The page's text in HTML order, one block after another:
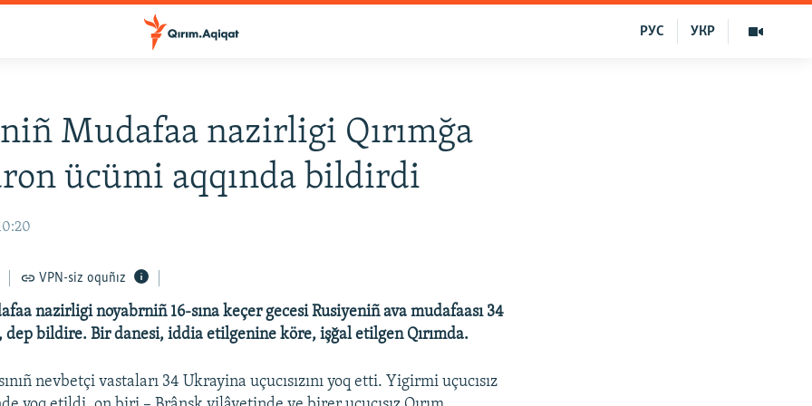
УКР
РУС
Mudafaa nazirligi Qırımğa
ücümi aqqında bildirdi
VPN-siz oquñız
nazirligi noyabrniñ 16-sına keçer gecesi Rusiyeniñ ava mudafaası 34
dep bildire. Bir danesi, iddia etilgenine köre, işğal etilgen Qırımda.
nevbetçi vastaları 34 Ukrayina uçucısızını yoq etti. Yigirmi uçucısız